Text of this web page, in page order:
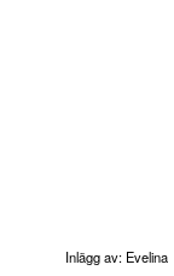
Inlägg av: Evelina